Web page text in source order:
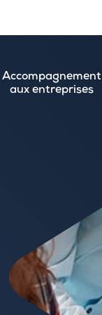
Accompagnement
aux entreprises